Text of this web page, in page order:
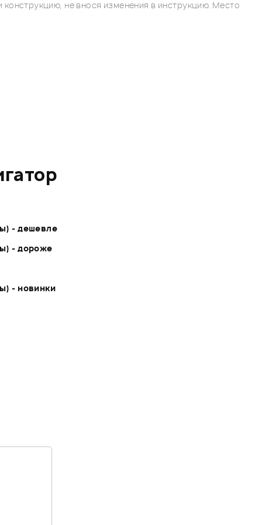
не внося изменения в инструкцию. Место
- дешевле
- дороже
- новинки